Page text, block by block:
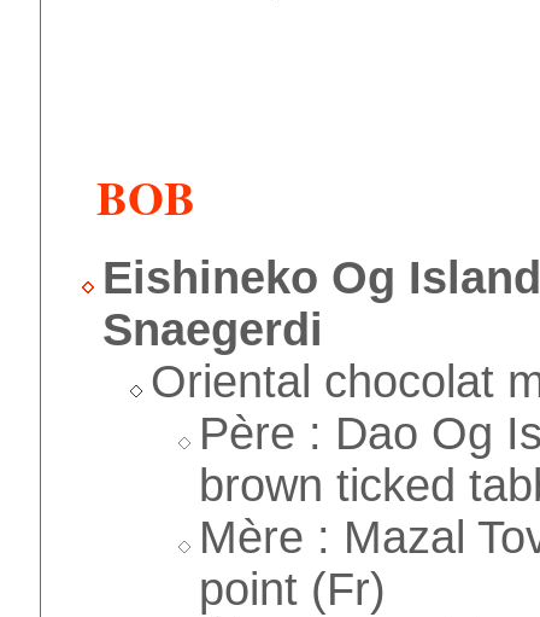
BOB
Eishineko Og
Snaegerdi
Oriental chocolat
Père : Dao Og
brown ticked
Mère : Mazal
point (Fr)